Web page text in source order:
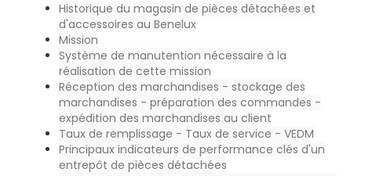
Historique du magasin de pièces détachées et
d'accessoires au Benelux
Mission
Système de manutention nécessaire à la
réalisation de cette mission
Réception des marchandises - stockage des
marchandises - préparation des commandes -
expédition des marchandises au client
Taux de remplissage - Taux de service - VEDM
Principaux indicateurs de performance clés d'un
entrepôt de pièces détachées